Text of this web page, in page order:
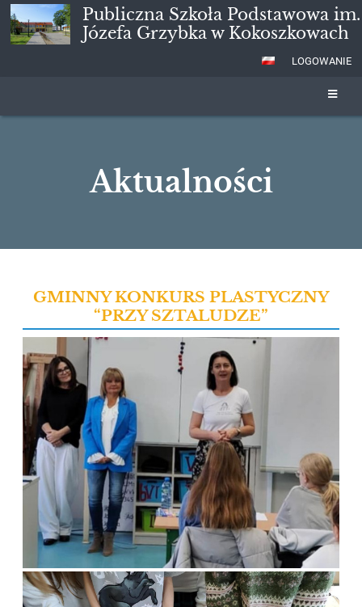
Publiczna Szkoła Podstawowa im.
Józefa Grzybka w Kokoszkowach
LOGOWANIE
Aktualności
GMINNY KONKURS PLASTYCZNY
“PRZY SZTALUDZE”